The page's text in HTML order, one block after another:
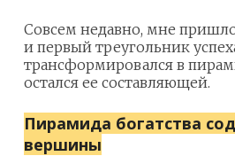
Совсем недавно, мне
и первый треугольник
трансформировался в
остался ее составляющей.
Пирамида богатства
вершины